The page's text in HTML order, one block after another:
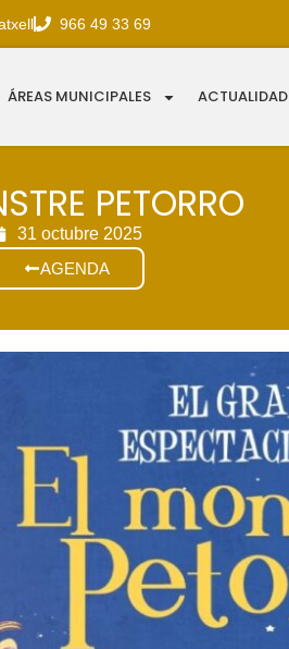
966 49 33 69
ÁREAS MUNICIPALES ACTUALIDAD
PETORRO
31 octubre 2025
AGENDA